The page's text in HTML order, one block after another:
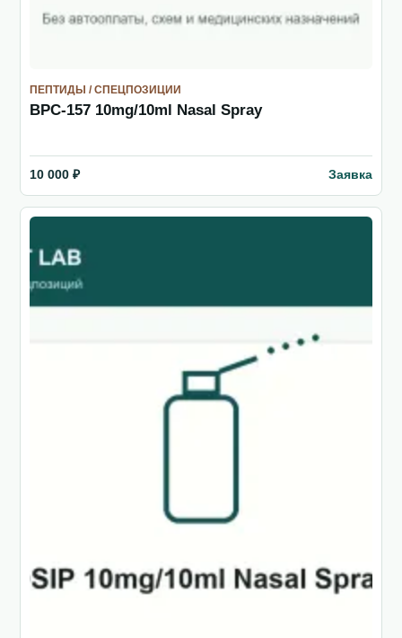
ПЕПТИДЫ / СПЕЦПОЗИЦИИ
BPC-157 10mg/10ml Nasal Spray
10 000 ₽ Заявка